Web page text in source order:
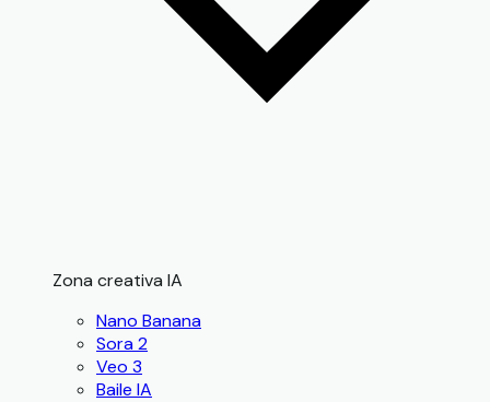
Zona creativa IA
Nano Banana
Sora 2
Veo 3
Baile IA